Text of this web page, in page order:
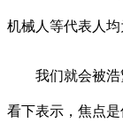
机械人等代表人均
我们就会被浩
看下表示，焦点